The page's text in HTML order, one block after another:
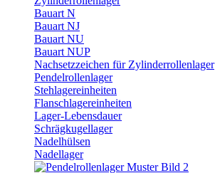
Bauart N
Bauart NJ
Bauart NU
Bauart NUP
Nachsetzzeichen für Zylinderrollenlager
Pendelrollenlager
Stehlagereinheiten
Flanschlagereinheiten
Lager-Lebensdauer
Schrägkugellager
Nadelhülsen
Nadellager